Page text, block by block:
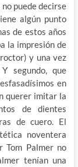
puede decirse
algún punto
de estos años
la impresión de
y una vez
segundo, que
en
querer imitar la
de dientes
de cuero. El
noventera
Tom Palmer no
tenían una